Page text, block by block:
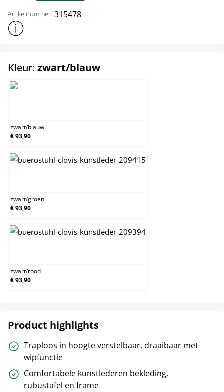
Artikelnummer: 315478
Toon meer productinformatie
Kleur: zwart/blauwselect
zwart/blauw
€ 93,90
zwart/groen
€ 93,90
zwart/rood
€ 93,90
Product highlights
Traploos in hoogte verstelbaar, draaibaar met
wipfunctie
Comfortabele kunstlederen bekleding,
rubustafel en frame